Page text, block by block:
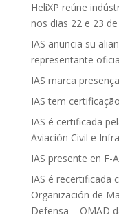
HeliXP reúne
nos dias 22 e 23
IAS anuncia su
representante
IAS marca
IAS tem
IAS é certificada
Aviación Civil e
IAS presente en F-
IAS é recertificada
Organización de
Defensa – OMAD